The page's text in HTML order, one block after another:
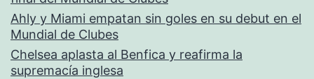
Ahly y Miami empatan sin goles en su debut en el
Mundial de Clubes
Chelsea aplasta al Benfica y reafirma la
supremacía inglesa